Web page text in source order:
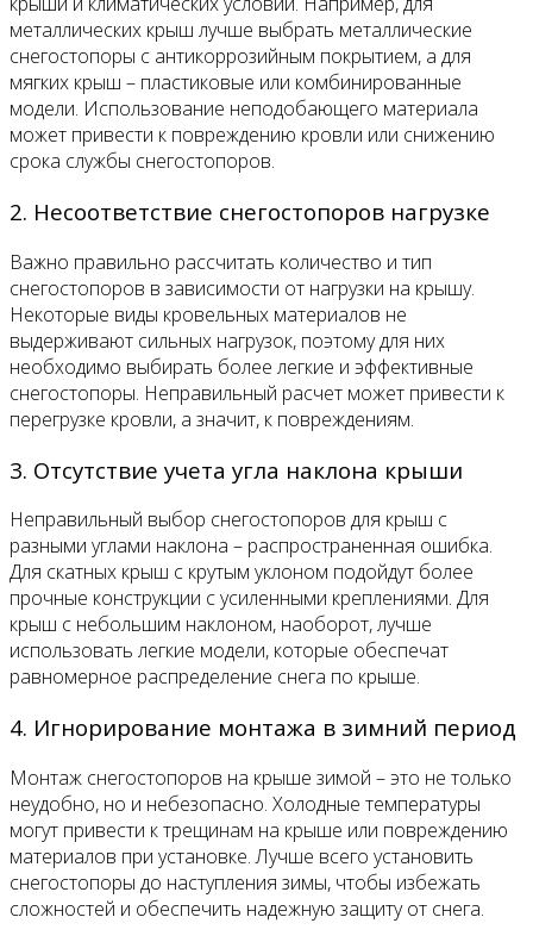
металлических крыш лучше выбрать металлические
снегостопоры с антикоррозийным покрытием, а для
мягких крыш – пластиковые или комбинированные
модели. Использование неподобающего материала
может привести к повреждению кровли или снижению
срока службы снегостопоров.
2. Несоответствие снегостопоров нагрузке
Важно правильно рассчитать количество и тип
снегостопоров в зависимости от нагрузки на крышу.
Некоторые виды кровельных материалов не
выдерживают сильных нагрузок, поэтому для них
необходимо выбирать более легкие и эффективные
снегостопоры. Неправильный расчет может привести к
перегрузке кровли, а значит, к повреждениям.
3. Отсутствие учета угла наклона крыши
Неправильный выбор снегостопоров для крыш с
разными углами наклона – распространенная ошибка.
Для скатных крыш с крутым уклоном подойдут более
прочные конструкции с усиленными креплениями. Для
крыш с небольшим наклоном, наоборот, лучше
использовать легкие модели, которые обеспечат
равномерное распределение снега по крыше.
4. Игнорирование монтажа в зимний период
Монтаж снегостопоров на крыше зимой – это не только
неудобно, но и небезопасно. Холодные температуры
могут привести к трещинам на крыше или повреждению
материалов при установке. Лучше всего установить
снегостопоры до наступления зимы, чтобы избежать
сложностей и обеспечить надежную защиту от снега.